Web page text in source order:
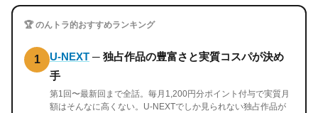
🏆 のんトラ的おすすめランキング
1 U-NEXT ─ 独占作品の豊富さと実質コスパが決め
手
第1回〜最新回まで全話。毎月1,200円分ポイント付与で実質月
額はそんなに高くない。U-NEXTでしか見られない独占作品が